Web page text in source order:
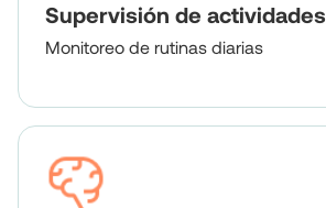
Supervisión de actividades
Monitoreo de rutinas diarias